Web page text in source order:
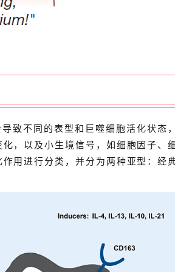
致不同的表型和巨噬细胞活化状态，
，以及小生境信号，如细胞因子、
用进行分类，并分为两种亚型：经